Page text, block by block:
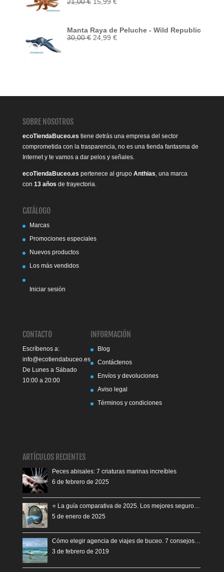
21,00€
21,00 €.
15,99 €
15,99 €.
Manta Raya de Peluche - Wild Republic
30,00€ El
24,99 €El
SOBRE NOSOTROS
ecoTiendaBuceo.es tiene detrás una empresa del sector
comprometida con la trasparencia, no es una tienda fantasma de
Internet y te vamos a dar pelos y señales.
ecoTiendaBuceo.es pertenece al grupo Anthias , una marca
con 13 años de trayectoria.
CATÁLOGO
Marcas
Promociones especiales
Nuevos productos
Los más vendidos
Iniciar sesión
CONTACTO
Escríbenos a:
info@ecotiendabuceo.es
De Lunes a Sábado
10:00 a 20:00
INFORMACIÓN
Blog
Contáctenos
Envíos y devoluciones
Aviso legal
Términos y condiciones
ARTÍCULOS RECIENTES
Peces abisales: 7 criaturas marinas increíbles
6 de febrero de 2025
⭐️ La guía comparativa de 2025. Los mejores seguro…
5 de enero de 2025
Cómo elegir agencia de viajes de buceo. 7 consejos…
3 de febrero de 2019